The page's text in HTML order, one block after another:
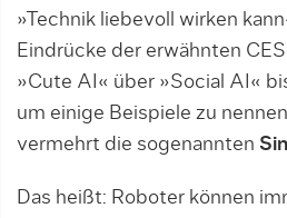
»Technik liebevoll wirken
Eindrücke der erwähnten
»Cute AI« über »Social AI«
um einige Beispiele zu
vermehrt die sogenannten
Das heißt: Roboter können